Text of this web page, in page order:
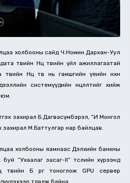
холбооны сайд Ч.Номин Дархан-Уул
төвийн Нөөц төвийн үйл ажиллагаатай
Нөөц төв нь гамшгийн үеийн нөхөн
системүүдийн нөөцлөлтийг хийж
юм.
захирал Б.Дагвасүмбэрэл, “И Монгол
захирал М.Баттулгар нар байлцав.
холбооны яамнаас Дэлхийн банкны
“Ухаалаг засаг-II” төслийн хүрээнд
төвийн Б өрөөг тоноглож GPU сервер
төлөвлөж байна.